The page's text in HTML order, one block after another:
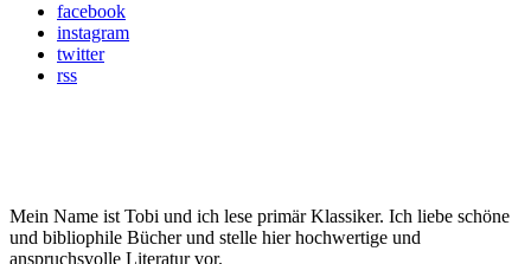
facebook
instagram
twitter
rss
Mein Name ist Tobi und ich lese primär Klassiker. Ich liebe schöne
und bibliophile Bücher und stelle hier hochwertige und
anspruchsvolle Literatur vor.